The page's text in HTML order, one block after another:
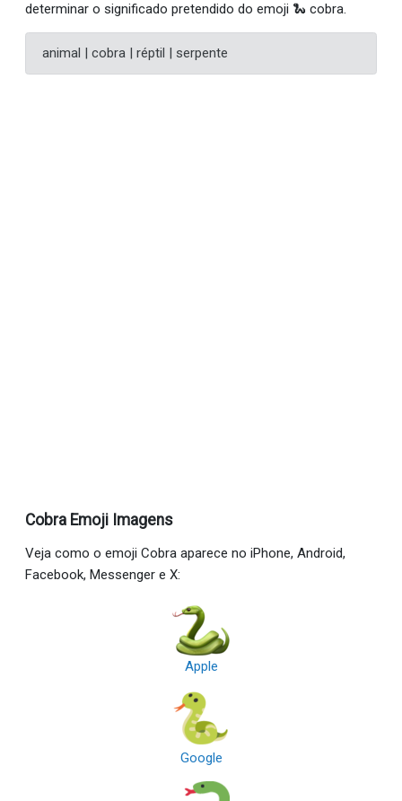
determinar o significado pretendido do emoji 🐍 cobra.
animal | cobra | réptil | serpente
Cobra Emoji Imagens
Veja como o emoji Cobra aparece no iPhone, Android,
Facebook, Messenger e X:
Apple
Google